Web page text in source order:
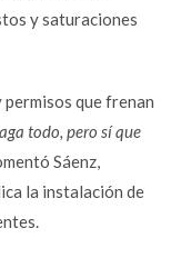
y saturaciones
que frenan
todo, pero sí que
Sáenz,
la instalación de